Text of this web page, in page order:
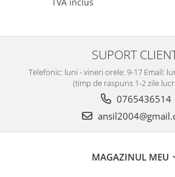
Genti de umar
Genti schi si snowboard
Grilaje portbagaj auto
TVA inclus
SUPORT
Telefonic: luni - vineri orele: 9-17 Email:
(timp de raspuns 1-2 zile
0765436514
MAGAZINUL MEU